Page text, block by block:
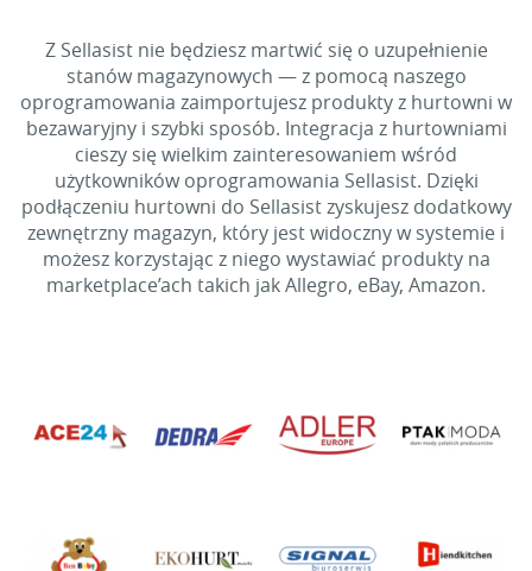
Z Sellasist nie będziesz martwić się o uzupełnienie
stanów magazynowych — z pomocą naszego
oprogramowania zaimportujesz produkty z hurtowni w
bezawaryjny i szybki sposób. Integracja z hurtowniami
cieszy się wielkim zainteresowaniem wśród
użytkowników oprogramowania Sellasist. Dzięki
podłączeniu hurtowni do Sellasist zyskujesz dodatkowy
zewnętrzny magazyn, który jest widoczny w systemie i
możesz korzystając z niego wystawiać produkty na
marketplace’ach takich jak Allegro, eBay, Amazon.